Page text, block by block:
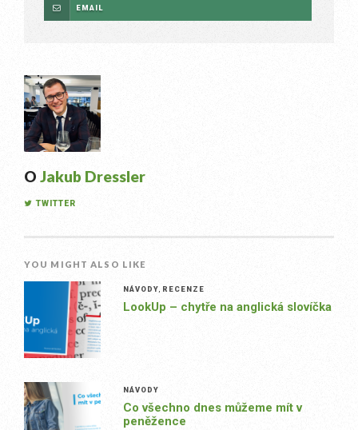
EMAIL
O Jakub Dressler
TWITTER
YOU MIGHT ALSO LIKE
NÁVODY RECENZE
LookUp – chytře na anglická slovíčka
NÁVODY
Co všechno dnes můžeme mít v
peněžence